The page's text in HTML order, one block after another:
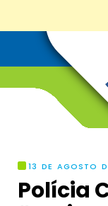
13 DE AGOSTO
Polícia